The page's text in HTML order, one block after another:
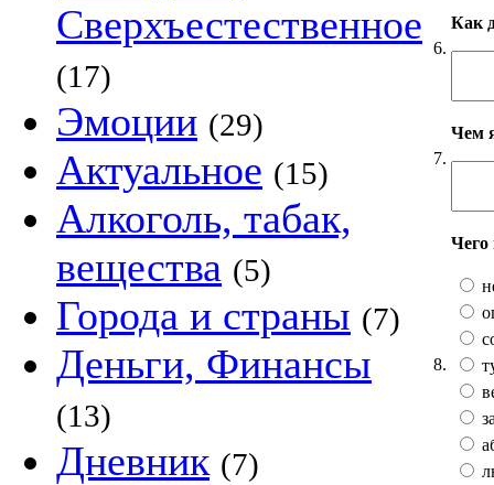
Сверхъестественное
(17)
Эмоции (29)
Актуальное (15)
Алкоголь, табак,
вещества (5)
Города и страны (7)
Деньги, Финансы
(13)
Дневник (7)
6.
Как
7.
Чем
8.
Чего